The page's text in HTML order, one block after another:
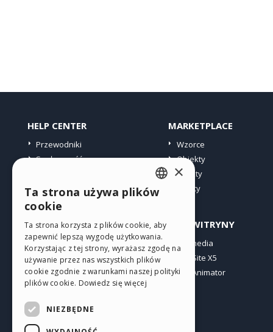
HELP CENTER
Przewodniki
Społeczność
MARKETPLACE
Wzorce
Obiekty
Punkty
Oferty
PROFIL
Moje wpisy
Moje licencje
Pobieranie
Web hosting
INNE WITRYNY
Incomedia
WebSite X5
WebAnimator
ENGLISH
GERMAN
SPANISH
PORTUGUESE
×
Ta strona używa plików
cookie
Ta strona korzysta z plików cookie, aby
zapewnić lepszą wygodę użytkowania.
Korzystając z tej strony, wyrażasz zgodę na
używanie przez nas wszystkich plików
cookie zgodnie z warunkami naszej polityki
plików cookie. Dowiedz się więcej
NIEZBĘDNE